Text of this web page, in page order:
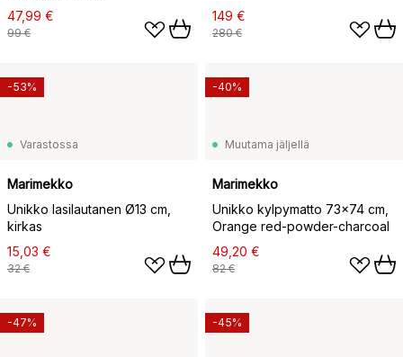
47,99 €
99 €
149 €
280 €
Varastossa
Marimekko
Unikko lasilautanen Ø13 cm,
kirkas
15,03 €
32 €
-53%
Muutama jäljellä
Marimekko
Unikko kylpymatto 73x74 cm,
Orange red-powder-charcoal
49,20 €
82 €
-40%
-47% -45%